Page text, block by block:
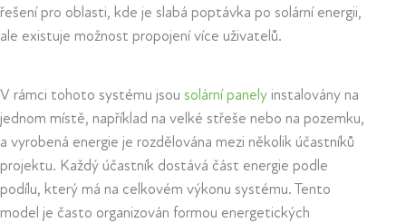
řešení pro oblasti, kde je slabá poptávka po solární energii,
ale existuje možnost propojení více uživatelů.
V rámci tohoto systému jsou solární panely instalovány na
jednom místě, například na velké střeše nebo na pozemku,
a vyrobená energie je rozdělována mezi několik účastníků
projektu. Každý účastník dostává část energie podle
podílu, který má na celkovém výkonu systému. Tento
model je často organizován formou energetických